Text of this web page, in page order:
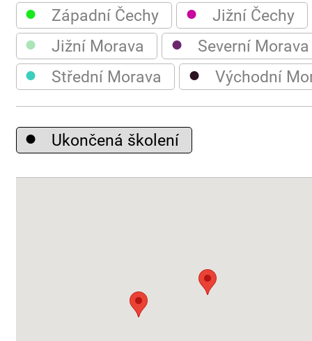
● Západní Čechy ● Jižní Čechy
● Jižní Morava ● Severní Morava
● Střední Morava ● Východní
● Ukončená školení